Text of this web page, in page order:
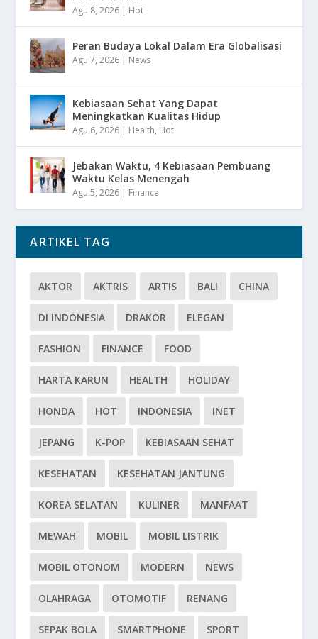
Agu 8, 2026 | Hot
Peran Budaya Lokal Dalam Era Globalisasi
Agu 7, 2026 | News
Kebiasaan Sehat Yang Dapat
Meningkatkan Kualitas Hidup
Agu 6, 2026 | Health, Hot
Jebakan Waktu, 4 Kebiasaan Pembuang
Waktu Kelas Menengah
Agu 5, 2026 | Finance
ARTIKEL TAG
AKTOR AKTRIS ARTIS BALI CHINA
DI INDONESIA DRAKOR ELEGAN
FASHION FINANCE FOOD
HARTA KARUN HEALTH HOLIDAY
HONDA HOT INDONESIA INET
JEPANG K-POP KEBIASAAN SEHAT
KESEHATAN KESEHATAN JANTUNG
KOREA SELATAN KULINER MANFAAT
MEWAH MOBIL MOBIL LISTRIK
MOBIL OTONOM MODERN NEWS
OLAHRAGA OTOMOTIF RENANG
SEPAK BOLA SMARTPHONE SPORT